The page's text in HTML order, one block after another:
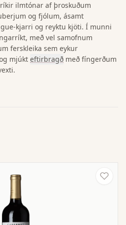
ilmtónar af þroskuðum
og fjólum, ásamt
kjarri og reyktu kjöti. Í munni
með vel samofnum
ferskleika sem eykur
mjúkt eftirbragð með fíngerðum